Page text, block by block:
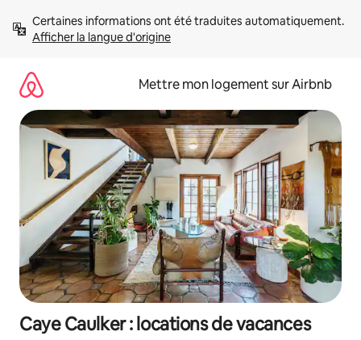
directement
Afficher la langue d'origine
Mettre mon logement sur Airbnb
Caye Caulker : locations de vacances